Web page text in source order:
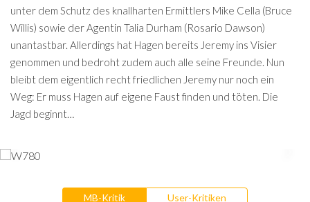
unter dem Schutz des knallharten Ermittlers Mike Cella (Bruce
Willis) sowie der Agentin Talia Durham (Rosario Dawson)
unantastbar. Allerdings hat Hagen bereits Jeremy ins Visier
genommen und bedroht zudem auch alle seine Freunde. Nun
bleibt dem eigentlich recht friedlichen Jeremy nur noch ein
Weg: Er muss Hagen auf eigene Faust finden und töten. Die
Jagd beginnt…
MB-Kritik User-Kritiken